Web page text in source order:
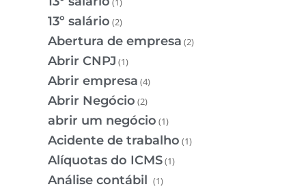
13º salário (2)
Abertura de empresa (2)
Abrir CNPJ (1)
Abrir empresa (4)
Abrir Negócio (2)
abrir um negócio (1)
Acidente de trabalho (1)
Alíquotas do ICMS(1)
Análise contábil (1)